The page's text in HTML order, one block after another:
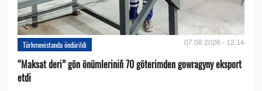
Türkmenistanda öndürildi 07.08.2026 - 12:14
“Maksat deri” gön önümleriniň 70 göterimden gowragyny eksport
etdi